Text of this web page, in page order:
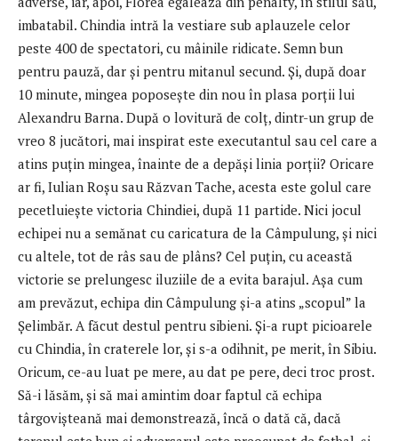
imbatabil. Chindia intră la vestiare sub aplauzele celor
peste 400 de spectatori, cu mâinile ridicate. Semn bun
pentru pauză, dar și pentru mitanul secund. Și, după doar
10 minute, mingea poposește din nou în plasa porții lui
Alexandru Barna. După o lovitură de colț, dintr-un grup de
vreo 8 jucători, mai inspirat este executantul sau cel care a
atins puțin mingea, înainte de a depăși linia porții? Oricare
ar fi, Iulian Roșu sau Răzvan Tache, acesta este golul care
pecetluiește victoria Chindiei, după 11 partide. Nici jocul
echipei nu a semănat cu caricatura de la Câmpulung, și nici
cu altele, tot de râs sau de plâns? Cel puțin, cu această
victorie se prelungesc iluziile de a evita barajul. Așa cum
am prevăzut, echipa din Câmpulung și-a atins „scopul” la
Șelimbăr. A făcut destul pentru sibieni. Și-a rupt picioarele
cu Chindia, în craterele lor, și s-a odihnit, pe merit, în Sibiu.
Oricum, ce-au luat pe mere, au dat pe pere, deci troc prost.
Să-i lăsăm, și să mai amintim doar faptul că echipa
târgovișteană mai demonstrează, încă o dată că, dacă